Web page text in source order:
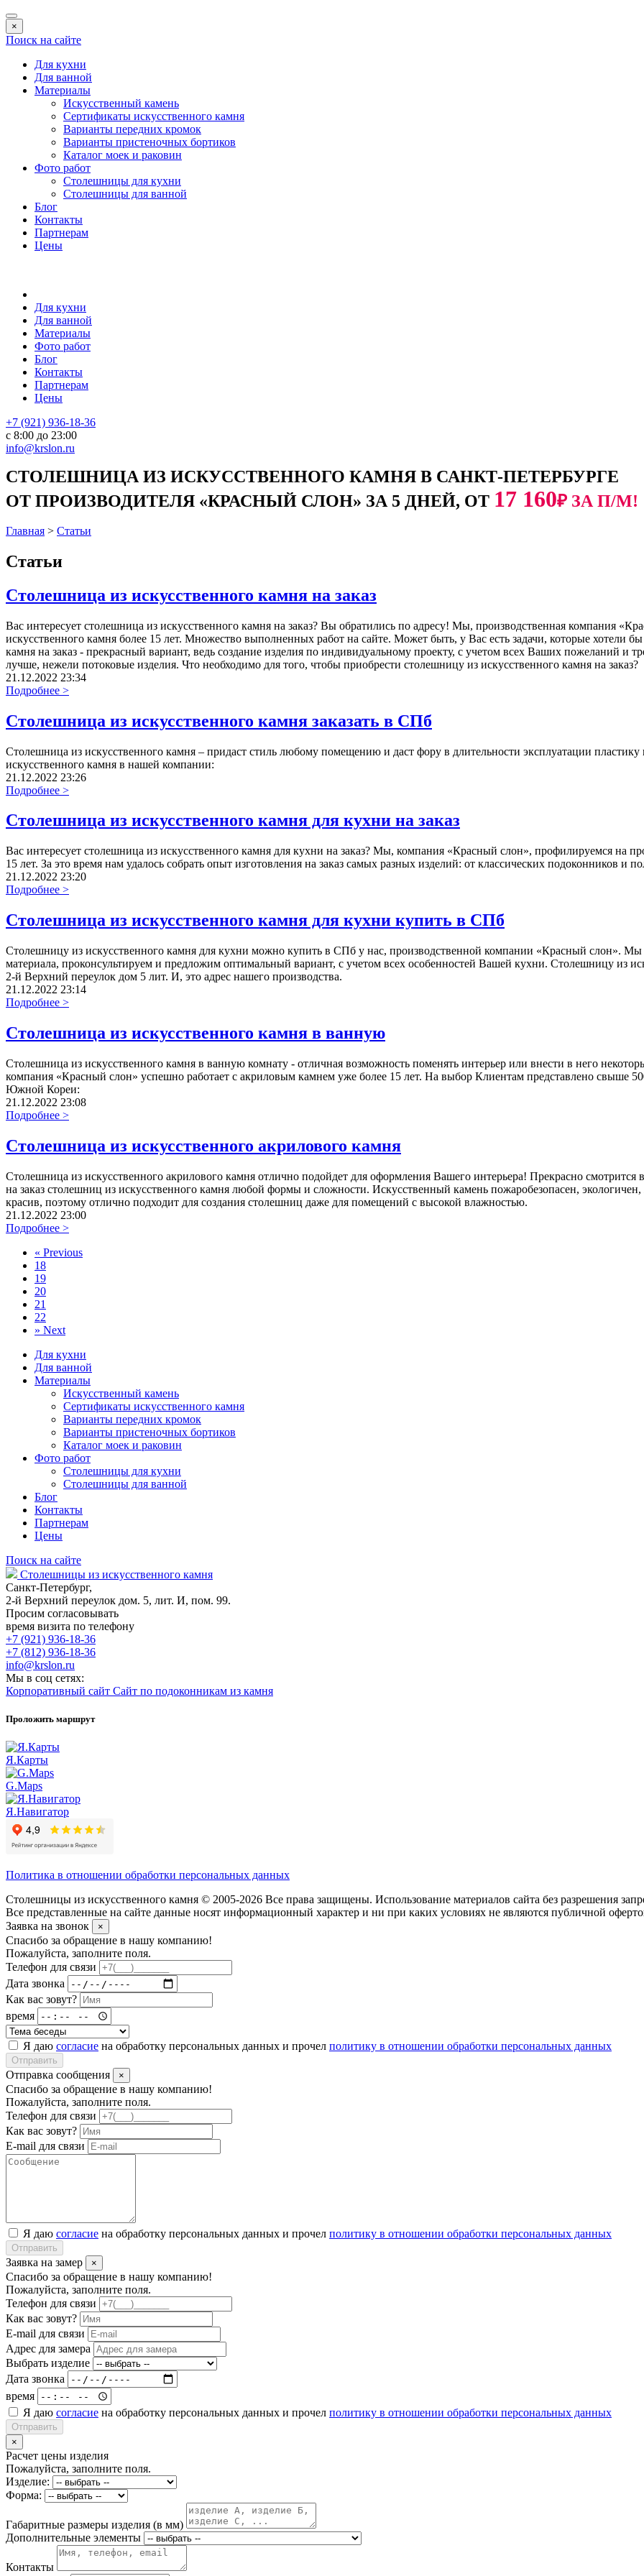
×
Поиск на сайте
Для кухни
Для ванной
Материалы
Искусственный камень
Сертификаты искусственного камня
Варианты передних кромок
Варианты пристеночных бортиков
Каталог моек и раковин
Фото работ
Столешницы для кухни
Столешницы для ванной
Блог
Контакты
Партнерам
Цены
Для кухни
Для ванной
Материалы
Фото работ
Блог
Контакты
Партнерам
Цены
+7 (921) 936-18-36
с 8:00 до 23:00
info@krslon.ru
СТОЛЕШНИЦА ИЗ ИСКУССТВЕННОГО КАМНЯ В САНКТ-ПЕТЕРБУРГЕ
ОТ ПРОИЗВОДИТЕЛЯ «КРАСНЫЙ СЛОН» ЗА 5 ДНЕЙ, ОТ 17 160₽ ЗА П/М!
Главная > Статьи
Статьи
Столешница из искусственного камня на заказ
Вас интересует столешница из искусственного камня на заказ? Вы обратились по адресу! Мы, производственная компания
искусственного камня более 15 лет. Множество выполненных работ на сайте. Может быть, у Вас есть задачи, которые хотели
камня на заказ - прекрасный вариант, ведь создание изделия по индивидуальному проекту, с учетом всех Ваших пожеланий и
лучше, нежели потоковые изделия. Что необходимо для того, чтобы приобрести столешницу из искусственного камня на заказ?
21.12.2022 23:34
Подробнее >
Столешница из искусственного камня заказать в СПб
Столешница из искусственного камня – придаст стиль любому помещению и даст фору в длительности эксплуатации
искусственного камня в нашей компании:
21.12.2022 23:26
Подробнее >
Столешница из искусственного камня для кухни на заказ
Вас интересует столешница из искусственного камня для кухни на заказ? Мы, компания «Красный слон», профилируемся на
15 лет. За это время нам удалось собрать опыт изготовления на заказ самых разных изделий: от классических подоконников и
21.12.2022 23:20
Подробнее >
Столешница из искусственного камня для кухни купить в СПб
Столешницу из искусственного камня для кухни можно купить в СПб у нас, производственной компании «Красный слон». Мы
материала, проконсультируем и предложим оптимальный вариант, с учетом всех особенностей Вашей кухни. Столешницу из
2-й Верхний переулок дом 5 лит. И, это адрес нашего производства.
21.12.2022 23:14
Подробнее >
Столешница из искусственного камня в ванную
Столешница из искусственного камня в ванную комнату - отличная возможность поменять интерьер или внести в него
компания «Красный слон» успешно работает с акриловым камнем уже более 15 лет. На выбор Клиентам представлено свыше
Южной Кореи:
21.12.2022 23:08
Подробнее >
Столешница из искусственного акрилового камня
Столешница из искусственного акрилового камня отлично подойдет для оформления Вашего интерьера! Прекрасно
на заказ столешниц из искусственного камня любой формы и сложности. Искусственный камень пожаробезопасен, экологичен,
красив, поэтому отлично подходит для создания столешниц даже для помещений с высокой влажностью.
21.12.2022 23:00
Подробнее >
« Previous
18
19
20
21
22
» Next
Для кухни
Для ванной
Материалы
Искусственный камень
Сертификаты искусственного камня
Варианты передних кромок
Варианты пристеночных бортиков
Каталог моек и раковин
Фото работ
Столешницы для кухни
Столешницы для ванной
Блог
Контакты
Партнерам
Цены
Поиск на сайте
Столешницы из искусственного камня
Санкт-Петербург,
2-й Верхний переулок дом. 5, лит. И, пом. 99.
Просим согласовывать
время визита по телефону
+7 (921) 936-18-36
+7 (812) 936-18-36
info@krslon.ru
Мы в соц сетях:
Корпоративный сайт Сайт по подоконникам из камня
Проложить маршрут
Я.Карты
G.Maps
Я.Навигатор
Политика в отношении обработки персональных данных
Столешницы из искусственного камня © 2005-2026 Все права защищены. Использование материалов сайта без разрешения
Все представленные на сайте данные носят информационный характер и ни при каких условиях не являются публичной
Заявка на звонок
×
Спасибо за обращение в нашу компанию!
Пожалуйста, заполните поля.
Телефон для связи
Дата звонка
Как вас зовут?
время
Я даю согласие на обработку персональных данных и прочел политику в отношении обработки персональных данных
Отправить
Отправка сообщения ×
Спасибо за обращение в нашу компанию!
Пожалуйста, заполните поля.
Телефон для связи
Как вас зовут?
E-mail для связи
Я даю согласие на обработку персональных данных и прочел политику в отношении обработки персональных данных
Отправить
Заявка на замер ×
Спасибо за обращение в нашу компанию!
Пожалуйста, заполните поля.
Телефон для связи
Как вас зовут?
E-mail для связи
Адрес для замера
Выбрать изделие
Дата звонка
время
Я даю согласие на обработку персональных данных и прочел политику в отношении обработки персональных данных
Отправить
×
Расчет цены изделия
Пожалуйста, заполните поля.
Изделие:
Форма:
Габаритные размеры изделия (в мм)
Дополнительные элементы
Контакты